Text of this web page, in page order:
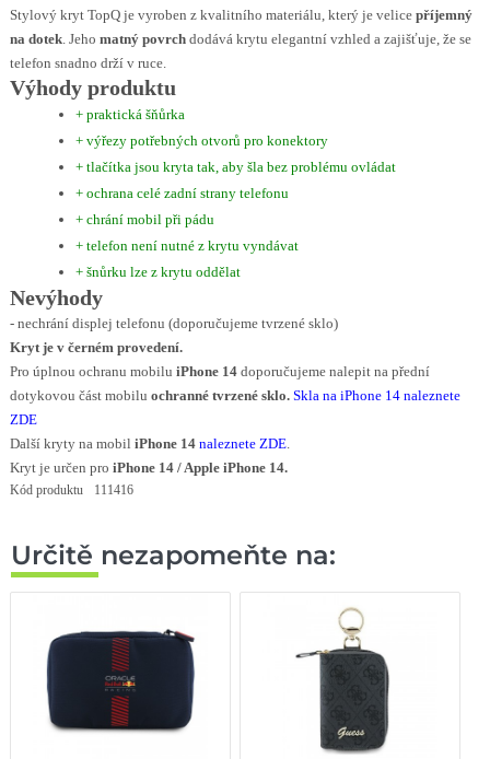
Stylový kryt TopQ je vyroben z kvalitního materiálu, který je velice příjemný
na dotek. Jeho matný povrchdodává krytu elegantní vzhled a zajišťuje, že se
telefon snadno drží v ruce.
Výhody produktu
+ praktická šňůrka
+ výřezy potřebných otvorů pro konektory
+ tlačítka jsou kryta tak, aby šla bez problému ovládat
+ ochrana celé zadní strany telefonu
+ chrání mobil při pádu
+ telefon není nutné z krytu vyndávat
+ šnůrku lze z krytu oddělat
Nevýhody
- nechrání displej telefonu (doporučujeme tvrzené sklo)
Kryt je v černém provedení.
Pro úplnou ochranu mobilu iPhone 14doporučujeme nalepit na přední
dotykovou část mobilu ochranné tvrzené sklo. Skla na iPhone 14 naleznete
ZDE
Další kryty na mobil iPhone 14 naleznete ZDE.
Kryt je určen pro iPhone 14 / Apple iPhone 14.
Kód produktu 111416
Určitě nezapomeňte na: